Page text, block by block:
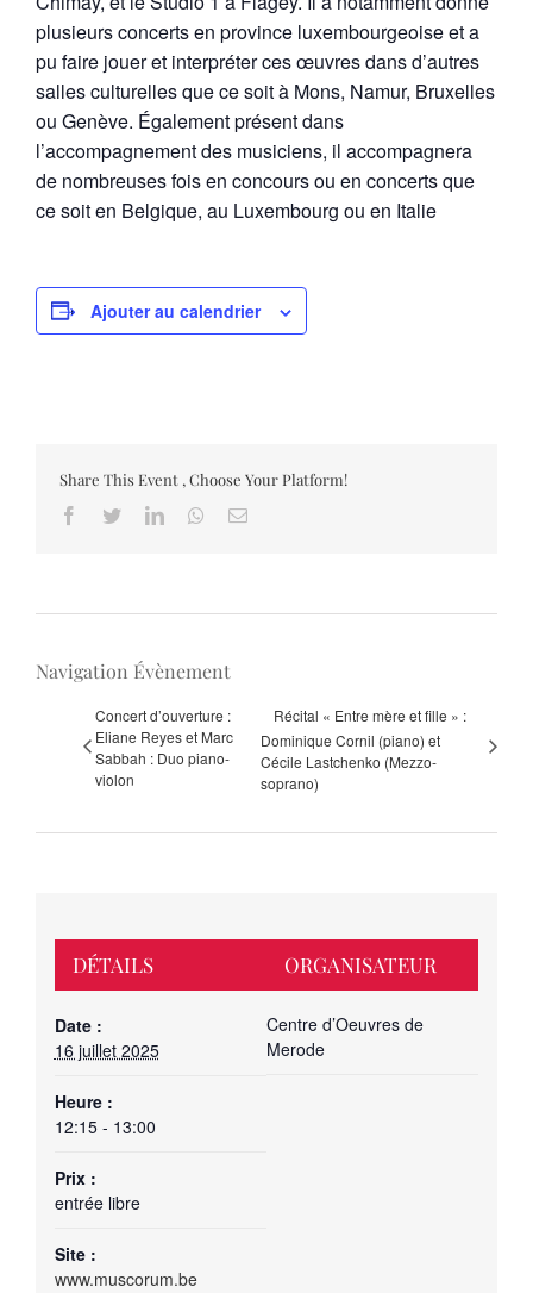
plusieurs concerts en province luxembourgeoise et a
pu faire jouer et interpréter ces œuvres dans d’autres
salles culturelles que ce soit à Mons, Namur, Bruxelles
ou Genève. Également présent dans
l’accompagnement des musiciens, il accompagnera
de nombreuses fois en concours ou en concerts que
ce soit en Belgique, au Luxembourg ou en Italie
Ajouter au calendrier
Share This Event , Choose Your Platform!
Facebook
TwitterLinkedInWhatsapp
Email
Navigation Évènement
Concert d’ouverture :
Eliane Reyes et Marc
Sabbah : Duo piano-
violon
Récital « Entre mère et fille » :
Dominique Cornil (piano) et
Cécile Lastchenko (Mezzo-
soprano)
DÉTAILS
Date :
16 juillet 2025
Heure :
12:15 - 13:00
Prix :
entrée libre
Site :
www.muscorum.be
ORGANISATEUR
Centre d’Oeuvres de
Merode